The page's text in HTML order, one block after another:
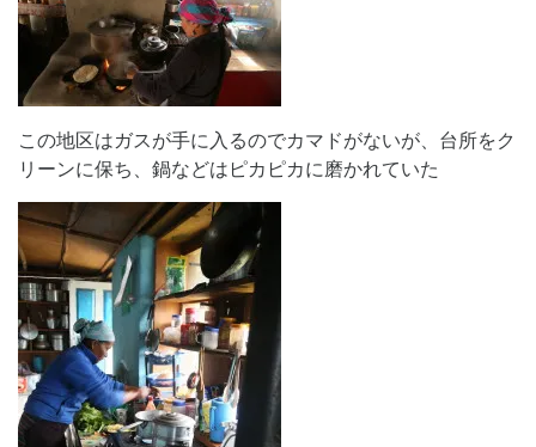
この地区はガスが手に入るのでカマドがないが、台所をク
リーンに保ち、鍋などはピカピカに磨かれていた